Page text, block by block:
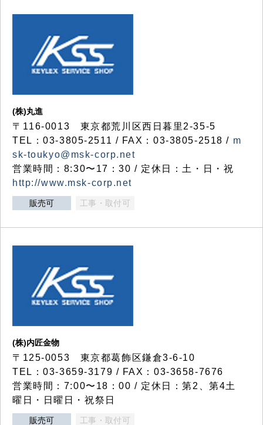
(株)丸進
〒116-0013 東京都荒川区西日暮里2-35-5
TEL：03-3805-2511 / FAX：03-3805-2518 / m
sk-toukyo@msk-corp.net
営業時間：8:30〜17：30 / 定休日：土・日・祝
http://www.msk-corp.net
販売可 工事・取付可
(株)内匠金物
〒125-0053 東京都葛飾区鎌倉3-6-10
TEL：03-3659-3179 / FAX：03-3658-7676
営業時間：7:00〜18：00 / 定休日：第2、第4土
曜日・日曜日・祝祭日
販売可 工事・取付可